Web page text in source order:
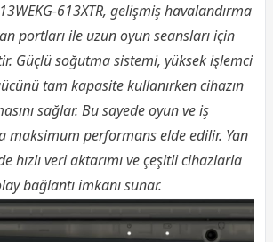
613XTR, gelişmiş havalandırma
portları ile uzun oyun seansları için
Güçlü soğutma sistemi, yüksek işlemci
tam kapasite kullanırken cihazın
sağlar. Bu sayede oyun ve iş
maksimum performans elde edilir. Yan
hızlı veri aktarımı ve çeşitli cihazlarla
bağlantı imkanı sunar.